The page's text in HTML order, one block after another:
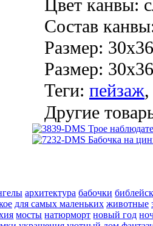
Цвет канвы:
Состав
Размер: 30х36
Размер:
Теги: пейзаж
Другие
архитектура бабочки
для самых маленьких животные
мосты натюрморт новый год